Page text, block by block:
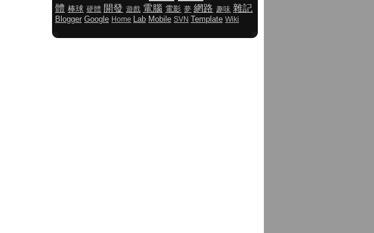
體 棒球 硬體 開發 遊戲 電腦 電影 夢 網路 趣味 雜記
Blogger Google Home Lab Mobile SVN Template Wiki